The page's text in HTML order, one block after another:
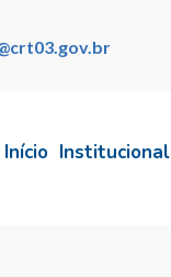
Início Institucional